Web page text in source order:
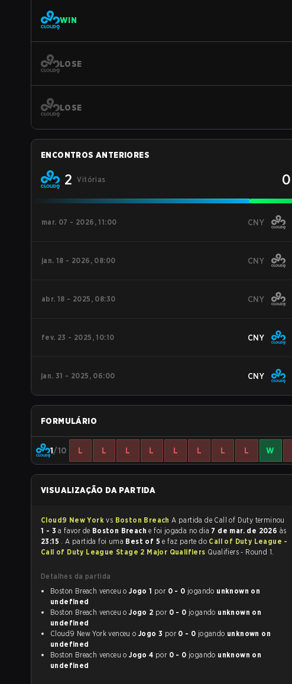
WIN
LOSE
LOSE
ENCONTROS ANTERIORES
2 Vitórias 0
mar. 07 - 2026, 11:00 CNY
jan. 18 - 2026, 08:00 CNY
abr. 18 - 2025, 08:30 CNY
fev. 23 - 2025, 10:10 CNY
jan. 31 - 2025, 06:00 CNY
FORMULÁRIO
1/10 L L L L L L L L W
VISUALIZAÇÃO DA PARTIDA
Cloud9 New Yorkvs Boston Breach
A partida de Call of Duty terminou
1 - 3 a favor de Boston Breach e foi jogada no dia 7 de mar. de 2026 às
23:15 . A partida foi uma Best of 5e faz parte do Call of Duty League -
Call of Duty League Stage 2 Major Qualifiers Qualifiers - Round 1.
Detalhes da partida
Boston Breach venceu oJogo 1 por 0 - 0 jogando unknown on
undefined
Boston Breach venceu oJogo 2 por 0 - 0 jogando unknown on
undefined
Cloud9 New York venceu o Jogo 3 por 0 - 0 jogando unknown on
undefined
Boston Breach venceu oJogo 4 por 0 - 0 jogando unknown on
undefined